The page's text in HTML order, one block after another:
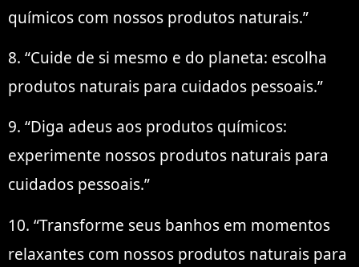
químicos com nossos produtos naturais.”
8. “Cuide de si mesmo e do planeta: escolha
produtos naturais para cuidados pessoais.”
9. “Diga adeus aos produtos químicos:
experimente nossos produtos naturais para
cuidados pessoais.”
10. “Transforme seus banhos em momentos
relaxantes com nossos produtos naturais para